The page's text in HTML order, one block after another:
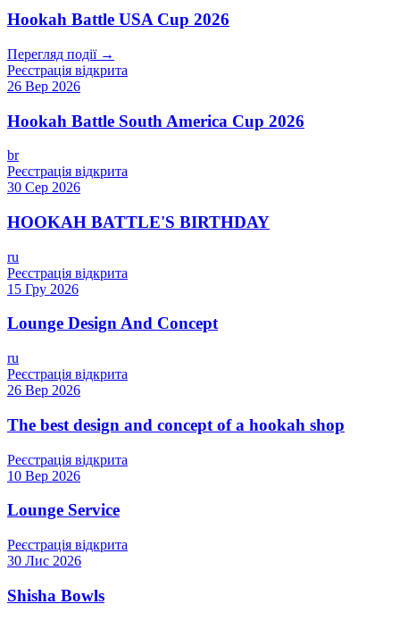
Hookah Battle USA Cup 2026
Перегляд події →
Реєстрація відкрита
26 Вер 2026
Hookah Battle South America Cup 2026
br
Реєстрація відкрита
30 Сер 2026
HOOKAH BATTLE'S BIRTHDAY
ru
Реєстрація відкрита
15 Гру 2026
Lounge Design And Concept
ru
Реєстрація відкрита
26 Вер 2026
The best design and concept of a hookah shop
Реєстрація відкрита
10 Вер 2026
Lounge Service
Реєстрація відкрита
30 Лис 2026
Shisha Bowls